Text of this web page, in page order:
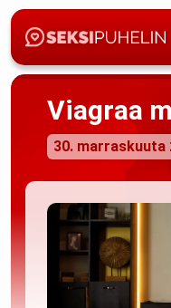
Viagraa
30. marraskuuta